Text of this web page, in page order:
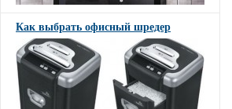
Как выбрать офисный шредер